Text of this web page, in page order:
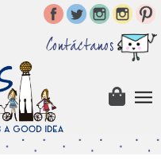
Contáctanos